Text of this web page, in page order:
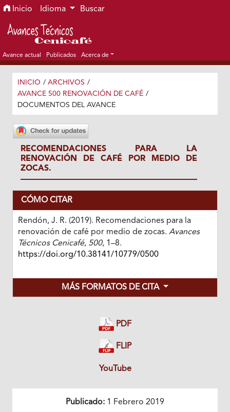
Ir al menú de navegación principal
Ir al contenido principal
Ir al pie de página del sitio
Inicio Idioma Buscar
Avance actual Publicados Acerca de
INICIO / ARCHIVOS /
AVANCE 500 RENOVACIÓN DE CAFÉ /
DOCUMENTOS DEL AVANCE
RECOMENDACIONES PARA LA
RENOVACIÓN DE CAFÉ POR MEDIO DE
ZOCAS.
CÓMO CITAR
Rendón, J. R. (2019). Recomendaciones para la
renovación de café por medio de zocas. Avances
Técnicos Cenicafé, 500, 1–8.
https://doi.org/10.38141/10779/0500
MÁS FORMATOS DE CITA
PDF
FLIP
YouTube
Publicado: 1 Febrero 2019